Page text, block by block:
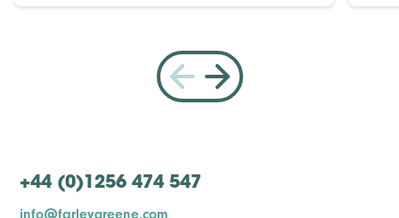
+44 (0)1256 474 547
info@farleygreene.com